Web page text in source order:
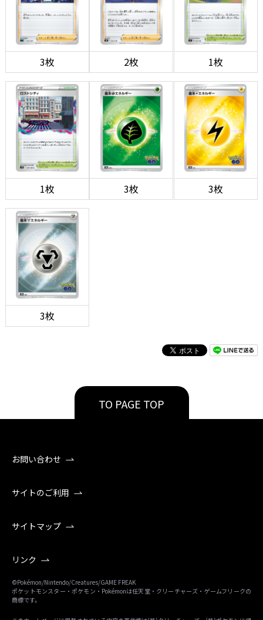
3枚 2枚 1枚
1枚 3枚 3枚
3枚
TO PAGE TOP
お問い合わせ
サイトのご利用
サイトマップ
リンク
©Pokémon/Nintendo/Creatures/GAME FREAK
ポケットモンスター・ポケモン・Pokémonは任天堂・クリーチャーズ・ゲームフリークの
商標です。